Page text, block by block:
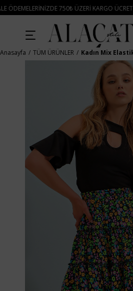
KARGO ÜCRETSIZ • 🛍️ YENI SEZON
Anasayfa TÜM ÜRÜNLER Kadın Mix